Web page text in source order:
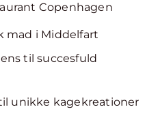
Copenhagen
mad i Middelfart
til succesfuld
unikke kagekreationer